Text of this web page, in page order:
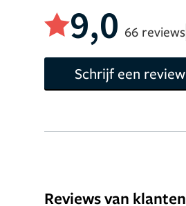
9,0 66 reviews
Schrijf een review
Reviews van klanten